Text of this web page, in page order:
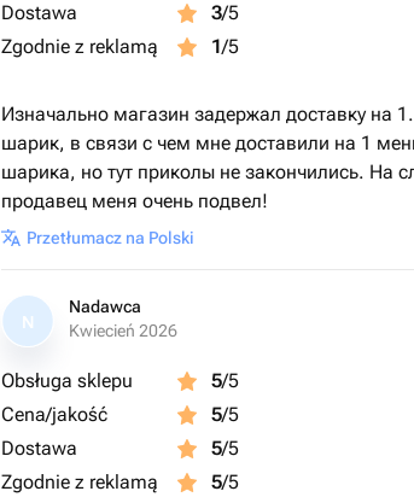
Dostawa
3/5
Zgodnie z reklamą
1/5
Изначально магазин задержал доставку на
шарик, в связи с чем мне доставили на 1
шарика, но тут приколы не закончились. На
продавец меня очень подвел!
Przetłumacz na Polski
N
Nadawca
Kwiecień 2026
Obsługa sklepu 5/5
Cena/jakość
5/5
Dostawa
5/5
Zgodnie z reklamą
5/5